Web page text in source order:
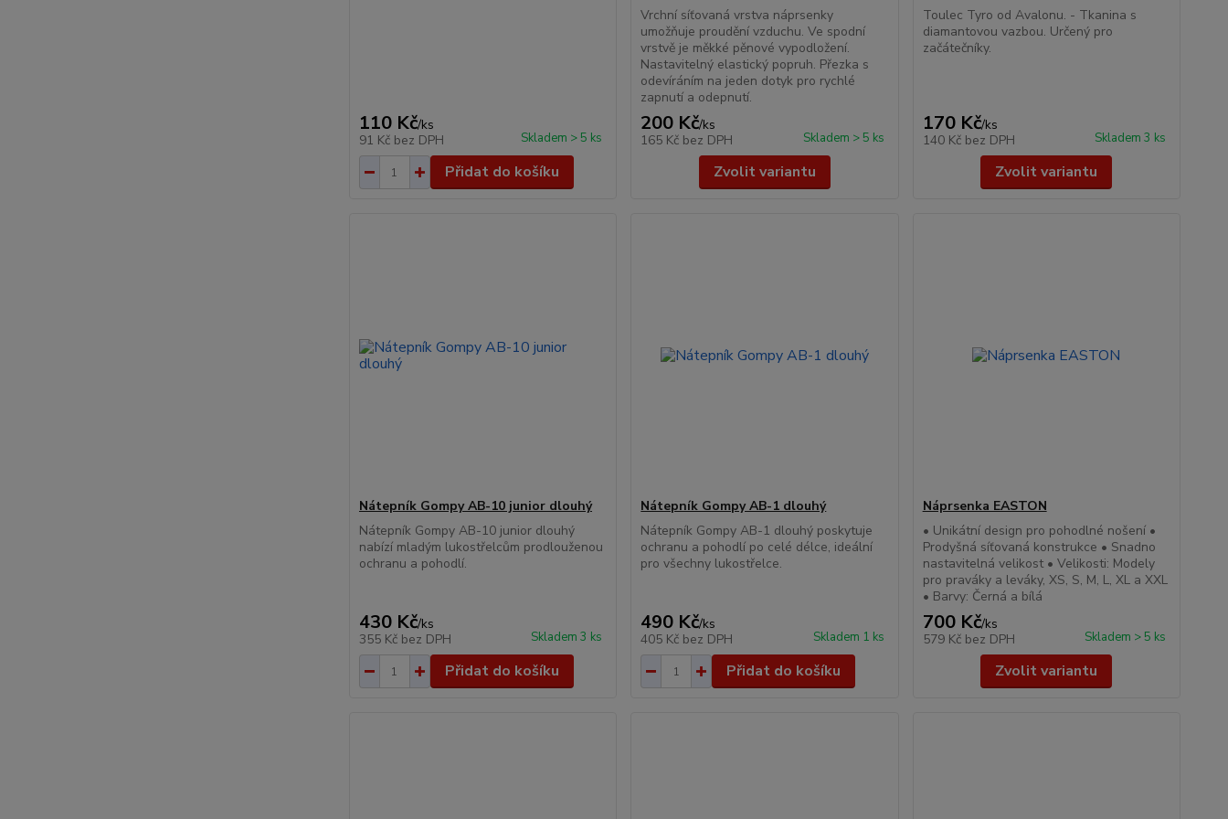
110 Kč/ks
91 Kč bez DPH Skladem > 5 ks
Přidat do košíku
Vrchní síťovaná vrstva náprsenky
umožňuje proudění vzduchu. Ve spodní
vrstvě je měkké pěnové vypodložení.
Nastavitelný elastický popruh. Přezka s
odevíráním na jeden dotyk pro rychlé
zapnutí a odepnutí.
200 Kč/ks
165 Kč bez DPH Skladem > 5 ks
Zvolit variantu
Toulec Tyro od Avalonu. - Tkanina s
diamantovou vazbou. Určený pro
začátečníky.
170 Kč/ks
140 Kč bez DPH Skladem 3 ks
Zvolit variantu
Nátepník Gompy AB-10 junior dlouhý
Nátepník Gompy AB-10 junior dlouhý
nabízí mladým lukostřelcům prodlouženou
ochranu a pohodlí.
430 Kč/ks
355 Kč bez DPH Skladem 3 ks
Přidat do košíku
Nátepník Gompy AB-1 dlouhý
Nátepník Gompy AB-1 dlouhý poskytuje
ochranu a pohodlí po celé délce, ideální
pro všechny lukostřelce.
490 Kč/ks
405 Kč bez DPH Skladem 1 ks
Přidat do košíku
Náprsenka EASTON
• Unikátní design pro pohodlné nošení •
Prodyšná síťovaná konstrukce • Snadno
nastavitelná velikost • Velikosti: Modely
pro praváky a leváky, XS, S, M, L, XL a XXL
• Barvy: Černá a bílá
700 Kč/ks
579 Kč bez DPH Skladem > 5 ks
Zvolit variantu